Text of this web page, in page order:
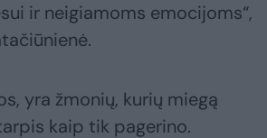
ir neigiamoms emocijoms“,
yra žmonių, kurių miegą
kaip tik pagerino.